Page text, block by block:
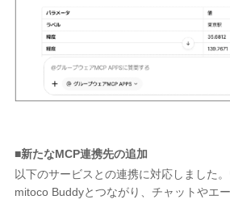
■新たなMCP連携先の追加
以下のサービスとの連携に対応しました
mitoco Buddyとつながり、チャットやエ